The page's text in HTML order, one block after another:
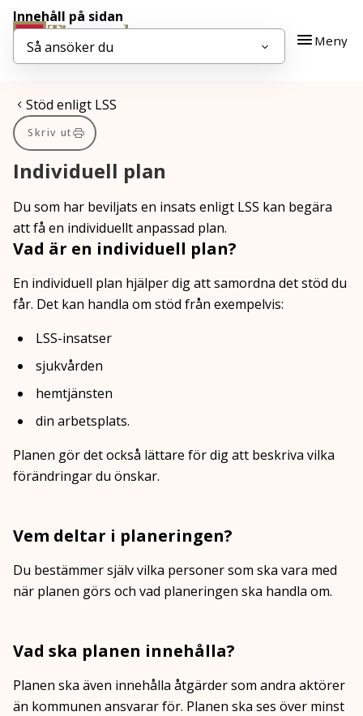
Gå till innehåll
Gå till huvudmeny
Meny
Du är här:
Stöd enligt LSS
Skriv ut
Individuell plan
Du som har beviljats en insats enligt LSS kan begära
att få en individuellt anpassad plan.
Vad är en individuell plan?
En individuell plan hjälper dig att samordna det stöd du
får. Det kan handla om stöd från exempelvis:
LSS-insatser
sjukvården
hemtjänsten
din arbetsplats.
Planen gör det också lättare för dig att beskriva vilka
förändringar du önskar.
Vem deltar i planeringen?
Du bestämmer själv vilka personer som ska vara med
när planen görs och vad planeringen ska handla om.
Vad ska planen innehålla?
Planen ska även innehålla åtgärder som andra aktörer
än kommunen ansvarar för. Planen ska ses över minst
Innehåll på sidan
Så ansöker du